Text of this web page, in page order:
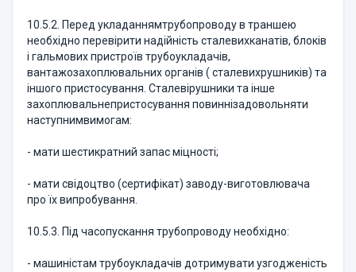
10.5.2. Перед укладаннямтрубопроводу в траншею
необхідно перевірити надійність сталевихканатів, блоків
і гальмових пристроїв трубоукладачів,
вантажозахоплювальних органів ( сталевихрушників) та
іншого пристосування. Сталевірушники та інше
захоплювальнепристосування повиннізадовольняти
наступнимвимогам:
- мати шестикратний запас міцності;
- мати свідоцтво (сертифікат) заводу-виготовлювача
про їх випробування.
10.5.3. Під часопускання трубопроводу необхідно:
- машиністам трубоукладачів дотримувати узгодженість